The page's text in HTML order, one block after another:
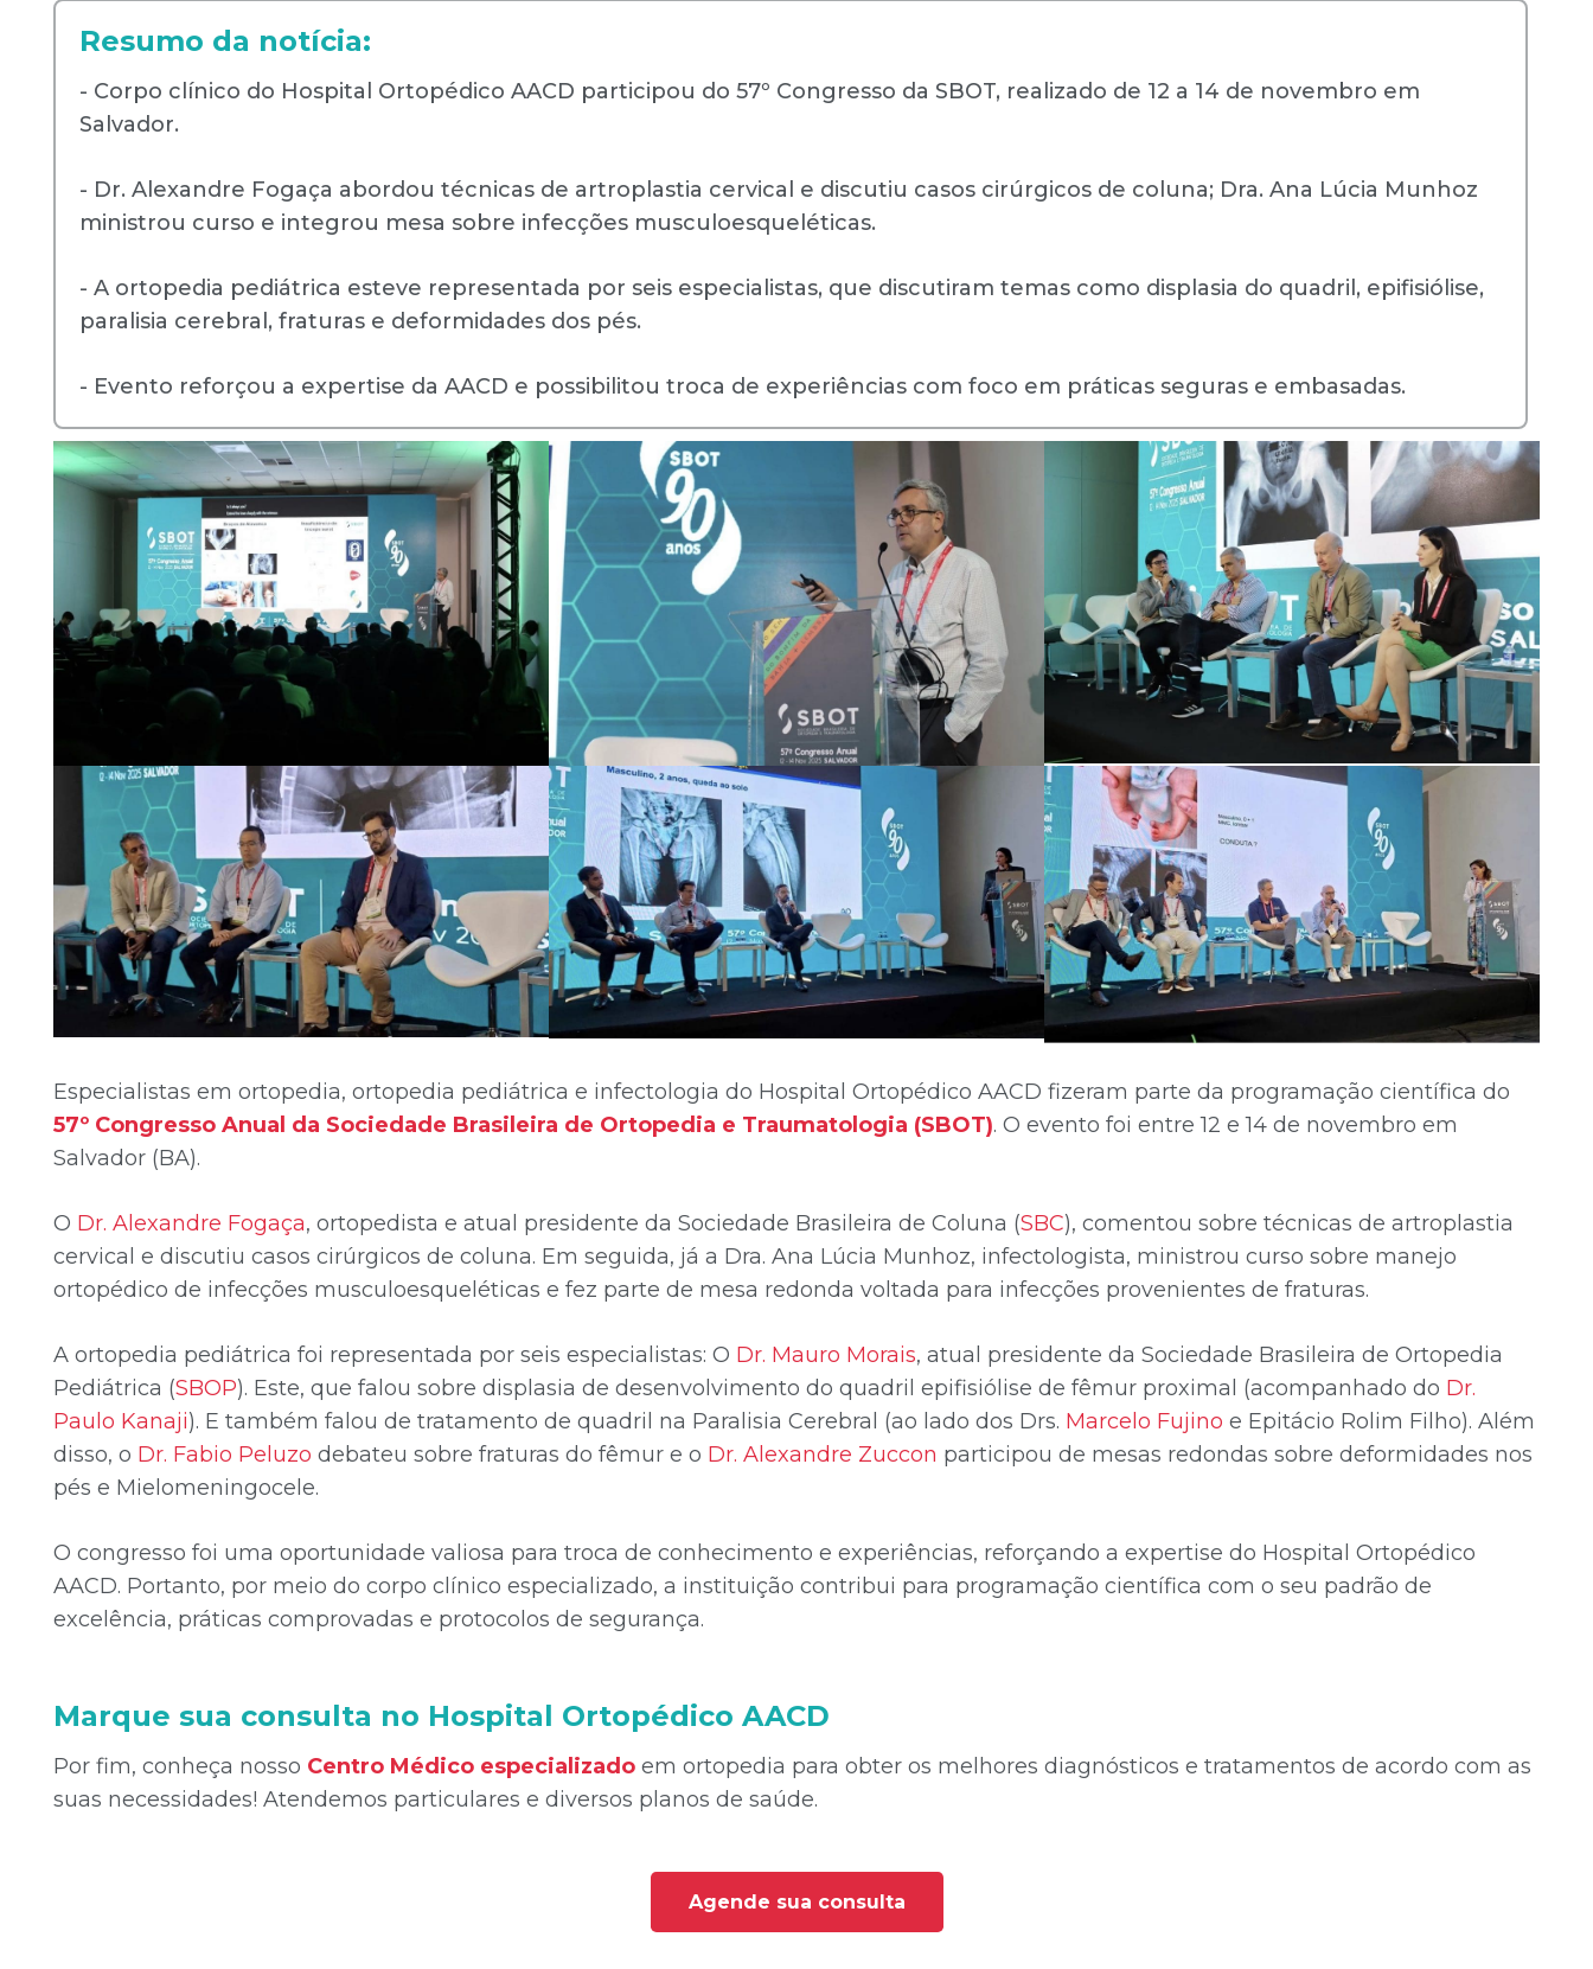
Resumo da notícia:
- Corpo clínico do Hospital Ortopédico AACD participou do 57º Congresso da SBOT, realizado de 12 a 14 de novembro em
Salvador.
- Dr. Alexandre Fogaça abordou técnicas de artroplastia cervical e discutiu casos cirúrgicos de coluna; Dra. Ana Lúcia Munhoz
ministrou curso e integrou mesa sobre infecções musculoesqueléticas.
- A ortopedia pediátrica esteve representada por seis especialistas, que discutiram temas como displasia do quadril, epifisiólise,
paralisia cerebral, fraturas e deformidades dos pés.
- Evento reforçou a expertise da AACD e possibilitou troca de experiências com foco em práticas seguras e embasadas.
Especialistas em ortopedia, ortopedia pediátrica e infectologia do Hospital Ortopédico AACD fizeram parte da programação científica do
57º Congresso Anual da Sociedade Brasileira de Ortopedia e Traumatologia (SBOT). O evento foi entre 12 e 14 de novembro em
Salvador (BA).
O Dr. Alexandre Fogaça, ortopedista e atual presidente da Sociedade Brasileira de Coluna (SBC), comentou sobre técnicas de artroplastia
cervical e discutiu casos cirúrgicos de coluna. Em seguida, já a Dra. Ana Lúcia Munhoz, infectologista, ministrou curso sobre manejo
ortopédico de infecções musculoesqueléticas e fez parte de mesa redonda voltada para infecções provenientes de fraturas.
A ortopedia pediátrica foi representada por seis especialistas: O Dr. Mauro Morais, atual presidente da Sociedade Brasileira de Ortopedia
Pediátrica (SBOP). Este, que falou sobre displasia de desenvolvimento do quadril epifisiólise de fêmur proximal (acompanhado do Dr.
Paulo Kanaji). E também falou de tratamento de quadril na Paralisia Cerebral (ao lado dos Drs. Marcelo Fujino e Epitácio Rolim Filho). Além
disso, o Dr. Fabio Peluzo debateu sobre fraturas do fêmur e o Dr. Alexandre Zuccon participou de mesas redondas sobre deformidades nos
pés e Mielomeningocele.
O congresso foi uma oportunidade valiosa para troca de conhecimento e experiências, reforçando a expertise do Hospital Ortopédico
AACD. Portanto, por meio do corpo clínico especializado, a instituição contribui para programação científica com o seu padrão de
excelência, práticas comprovadas e protocolos de segurança.
Marque sua consulta no Hospital Ortopédico AACD
Por fim, conheça nosso Centro Médico especializado em ortopedia para obter os melhores diagnósticos e tratamentos de acordo com as
suas necessidades! Atendemos particulares e diversos planos de saúde.
Agende sua consulta